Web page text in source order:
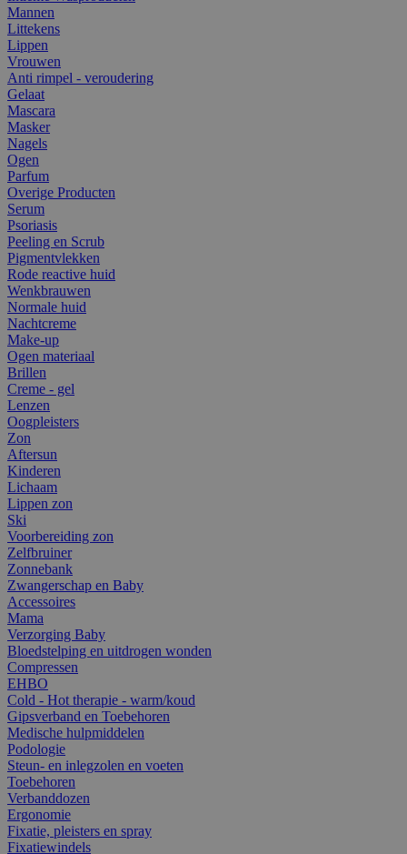
Mannen
Littekens
Lippen
Vrouwen
Anti rimpel - veroudering
Gelaat
Mascara
Masker
Nagels
Ogen
Parfum
Overige Producten
Serum
Psoriasis
Peeling en Scrub
Pigmentvlekken
Rode reactive huid
Wenkbrauwen
Normale huid
Nachtcreme
Make-up
Ogen materiaal
Brillen
Creme - gel
Lenzen
Oogpleisters
Zon
Aftersun
Kinderen
Lichaam
Lippen zon
Ski
Voorbereiding zon
Zelfbruiner
Zonnebank
Zwangerschap en Baby
Accessoires
Mama
Verzorging Baby
Bloedstelping en uitdrogen wonden
Compressen
EHBO
Cold - Hot therapie - warm/koud
Gipsverband en Toebehoren
Medische hulpmiddelen
Podologie
Steun- en inlegzolen en voeten
Toebehoren
Verbanddozen
Ergonomie
Fixatie, pleisters en spray
Fixatiewindels